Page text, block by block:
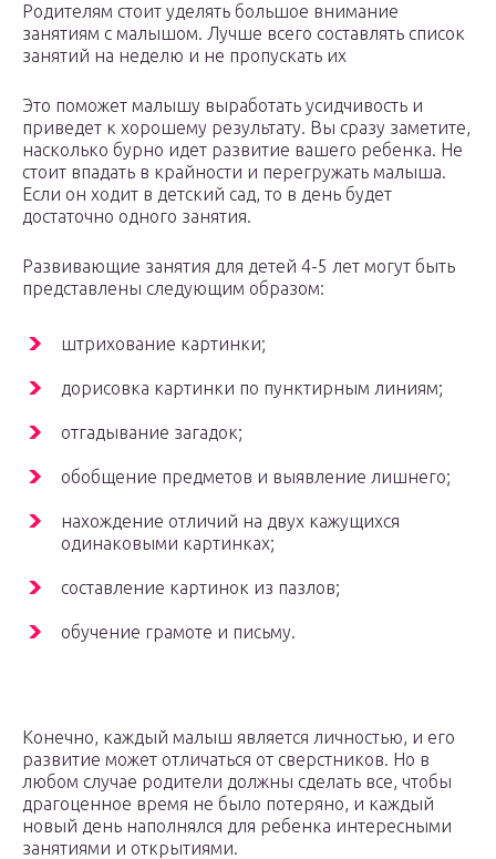
Родителям стоит уделять большое внимание
занятиям с малышом. Лучше всего составлять список
занятий на неделю и не пропускать их
Это поможет малышу выработать усидчивость и
приведет к хорошему результату. Вы сразу заметите,
насколько бурно идет развитие вашего ребенка. Не
стоит впадать в крайности и перегружать малыша.
Если он ходит в детский сад, то в день будет
достаточно одного занятия.
Развивающие занятия для детей 4-5 лет могут быть
представлены следующим образом:
штрихование картинки;
дорисовка картинки по пунктирным линиям;
отгадывание загадок;
обобщение предметов и выявление лишнего;
нахождение отличий на двух кажущихся
одинаковыми картинках;
составление картинок из пазлов;
обучение грамоте и письму.
Конечно, каждый малыш является личностью, и его
развитие может отличаться от сверстников. Но в
любом случае родители должны сделать все, чтобы
драгоценное время не было потеряно, и каждый
новый день наполнялся для ребенка интересными
занятиями и открытиями.